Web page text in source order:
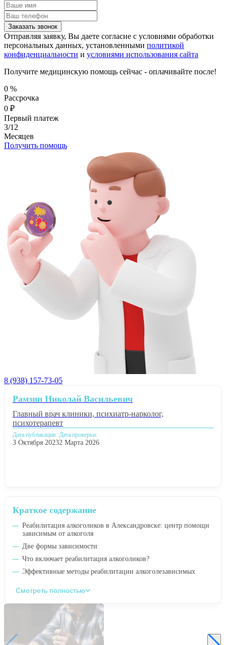
Заказать звонок
Отправляя заявку, Вы даете согласие с условиями обработки
персональных данных, установленными политикой
конфиденциальности и условиями использования сайта
Получите медицинскую помощь сейчас - оплачивайте после!
0 %
Рассрочка
0 ₽
Первый платеж
3/12
Месяцев
Получить помощь
8 (938) 157-73-05
Краткое содержание
Реабилитация алкоголиков в Александровске: центр помощи
зависимым от алкоголя
Две формы зависимости
Что включает реабилитация алкоголиков?
Эффективные методы реабилитации алкоголезависимых
Смотреть полностью
Рамзин Николай Васильевич
Главный врач клиники, психиатр-нарколог,
психотерапевт
Дата публикации:
3 Октября 2023
Дата проверки:
2 Марта 2026